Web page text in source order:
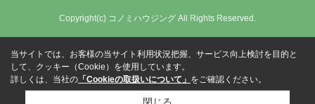
Copyright(c) コノミハウジング All Rights Reserved.
当サイトでは、お客様の当サイト利用状況把握、サービス向上検討を目的と
して、クッキー（Cookie）を使用しています。
詳しくは、当社の 「Cookieの取扱いについて」 をご確認ください。
閉じる